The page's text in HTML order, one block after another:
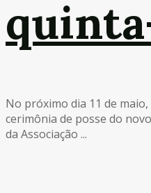
No próximo dia 11 de
cerimônia de posse do
da Associação ...